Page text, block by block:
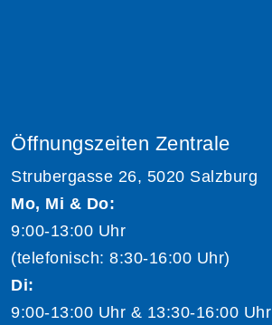
Öffnungszeiten Zentrale
Strubergasse 26, 5020 Salzburg
Mo, Mi & Do:
9:00-13:00 Uhr
(telefonisch: 8:30-16:00 Uhr)
Di:
9:00-13:00 Uhr & 13:30-16:00 Uhr